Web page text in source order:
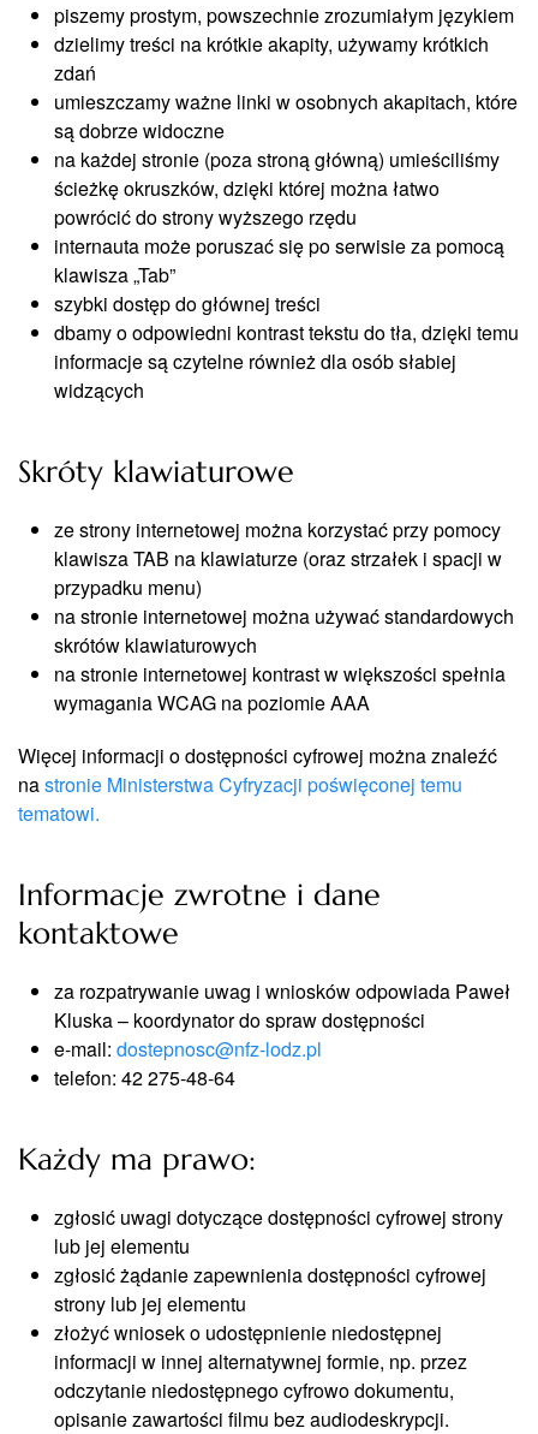
piszemy prostym, powszechnie zrozumiałym językiem
dzielimy treści na krótkie akapity, używamy krótkich
zdań
umieszczamy ważne linki w osobnych akapitach, które
są dobrze widoczne
na każdej stronie (poza stroną główną) umieściliśmy
ścieżkę okruszków, dzięki której można łatwo
powrócić do strony wyższego rzędu
internauta może poruszać się po serwisie za pomocą
klawisza „Tab”
szybki dostęp do głównej treści
dbamy o odpowiedni kontrast tekstu do tła, dzięki temu
informacje są czytelne również dla osób słabiej
widzących
Skróty klawiaturowe
ze strony internetowej można korzystać przy pomocy
klawisza TAB na klawiaturze (oraz strzałek i spacji w
przypadku menu)
na stronie internetowej można używać standardowych
skrótów klawiaturowych
na stronie internetowej kontrast w większości spełnia
wymagania WCAG na poziomie AAA
Więcej informacji o dostępności cyfrowej można znaleźć
nastronie Ministerstwa Cyfryzacji poświęconej temu
tematowi.
Informacje zwrotne i dane
kontaktowe
za rozpatrywanie uwag i wniosków odpowiada Paweł
Kluska – koordynator do spraw dostępności
e-mail: dostepnosc@nfz-lodz.pl
telefon: 42 275-48-64
Każdy ma prawo:
zgłosić uwagi dotyczące dostępności cyfrowej strony
lub jej elementu
zgłosić żądanie zapewnienia dostępności cyfrowej
strony lub jej elementu
złożyć wniosek o udostępnienie niedostępnej
informacji w innej alternatywnej formie, np. przez
odczytanie niedostępnego cyfrowo dokumentu,
opisanie zawartości filmu bez audiodeskrypcji.